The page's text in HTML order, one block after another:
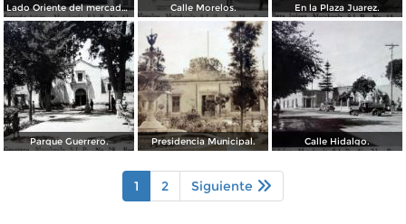
Lado Oriente del mercado Arista. Calle Morelos. En la Plaza Juarez.
Parque Guerrero. Presidencia Municipal. Calle Hidalgo.
1 2 Siguiente